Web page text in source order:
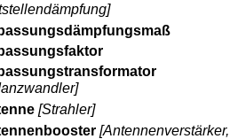
[Strahler]
[Antennenverstärker,